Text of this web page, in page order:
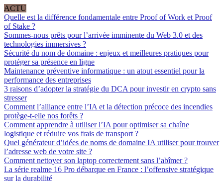
ACTU
Quelle est la différence fondamentale entre Proof of Work et Proof
of Stake ?
Sommes-nous prêts pour l’arrivée imminente du Web 3.0 et des
technologies immersives ?
Sécurité du nom de domaine : enjeux et meilleures pratiques pour
protéger sa présence en ligne
Maintenance préventive informatique : un atout essentiel pour la
performance des entreprises
3 raisons d’adopter la stratégie du DCA pour investir en crypto sans
stresser
Comment l’alliance entre l’IA et la détection précoce des incendies
protège-t-elle nos forêts ?
Comment apprendre à utiliser l’IA pour optimiser sa chaîne
logistique et réduire vos frais de transport ?
Quel générateur d’idées de noms de domaine IA utiliser pour trouver
l’adresse web de votre site ?
Comment nettoyer son laptop correctement sans l’abîmer ?
La série realme 16 Pro débarque en France : l’offensive stratégique
sur la durabilité